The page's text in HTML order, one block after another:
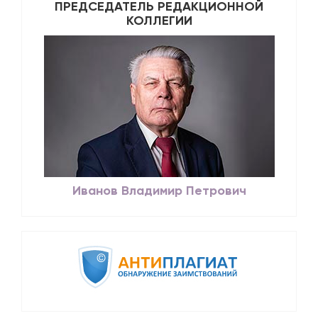
ПРЕДСЕДАТЕЛЬ РЕДАКЦИОННОЙ
КОЛЛЕГИИ
Иванов Владимир Петрович